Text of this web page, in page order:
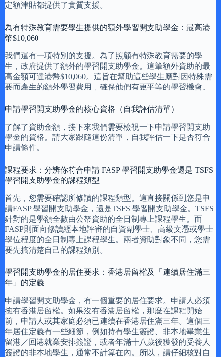
定額津貼都提供了實質支援。
為有特殊教育需要學生提供的額外學習開支助學金：最高港
幣$10,060
我們還有一項特別的支援。為了照顧有特殊教育需要的學
生，政府提供了額外的學習開支助學金。這筆額外資助的最
高金額可達港幣$10,060。這旨在幫助這些學生應對因特殊需
要而產生的額外學習費用，確保他們有更平等的學習機會。
申請學習開支助學金的核心資格（自我評估清單）
了解了資助金額，接下來我們需要檢視一下申請學習開支助
學金的資格。請大家跟隨這份清單，自我評估一下是否符合
申請條件。
課程要求：分辨你符合申請 FASP 學習開支助學金還是 TSFS
學習開支助學金的課程類型
首先，您需要確認所修讀的課程類型。這直接關係到您是申
請FASP 學習開支助學金，還是TSFS 學習開支助學金。TSFS
針對的是學額全數由公帑資助的全日制專上課程學生。而
FASP則面向修讀經本地評審的自資副學士、高級文憑或學士
學位程度的全日制專上課程學生。兩者資助對象不同，您需
要先搞清楚自己的課程類別。
學習開支助學金的居住要求：香港居留權及「連續居住滿三
年」的定義
申請學習開支助學金，有一個重要的居住要求。申請人必須
擁有香港居留權。如果沒有香港居留權，那麼在課程開始
前，申請人或其家庭必須已連續在香港居住滿三年。這個三
年居住定義有一些細節，例如持有學生簽證、非本地畢業生
留港／回港就業安排簽證，或者年滿十八歲後獲發的受養人
簽證的非本地學生，通常不計算在內。所以，請仔細核對自